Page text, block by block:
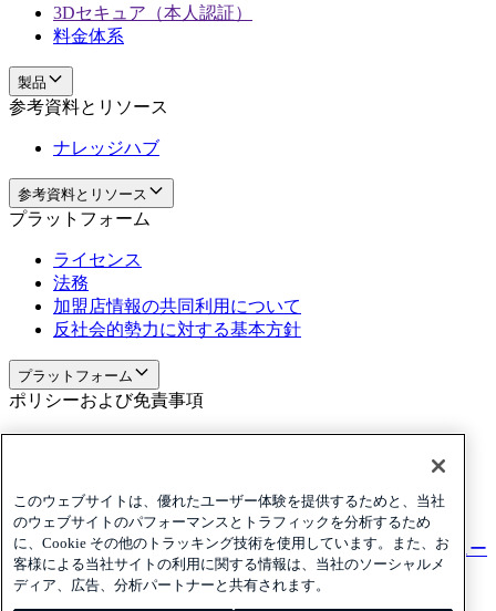
3Dセキュア（本人認証）
料金体系
製品
参考資料とリソース
ナレッジハブ
参考資料とリソース
プラットフォーム
ライセンス
法務
加盟店情報の共同利用について
反社会的勢力に対する基本方針
プラットフォーム
ポリシーおよび免責事項
Privacy
ポリシーおよび免責事項
ニュースレターを購読するニュースレターを購読する ニュー
スレターを購読する
このウェブサイトは、優れたユーザー体験を提供するためと、当社
のウェブサイトのパフォーマンスとトラフィックを分析するため
に、Cookie その他のトラッキング技術を使用しています。また、お
客様による当社サイトの利用に関する情報は、当社のソーシャルメ
ディア、広告、分析パートナーと共有されます。